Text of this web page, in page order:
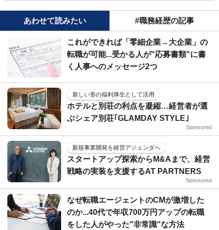
あわせて読みたい #職務経歴の記事
これができれば「零細企業→大企業」の
転職が可能...受かる人が"応募書類"に書
く人事へのメッセージ2つ
新しい形の福利厚生として活用
ホテルと別荘の利点を凝縮…経営者が選
ぶシェア別荘｢GLAMDAY STYLE｣
Sponsored
新規事業開発を経営アジェンダへ
スタートアップ探索からM&Aまで、経営
戦略の実装を支援するAT PARTNERS
Sponsored
なぜ転職エージェントのCMが激増した
のか...40代で年収700万円アップの転職
をした人がやった"非常識"な方法